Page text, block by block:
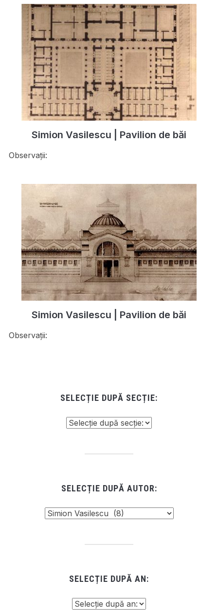
Simion Vasilescu | Pavilion de băi
Observații:
Simion Vasilescu | Pavilion de băi
Observații:
SELECȚIE DUPĂ SECȚIE:
SELECȚIE DUPĂ AUTOR:
SELECȚIE DUPĂ AN: